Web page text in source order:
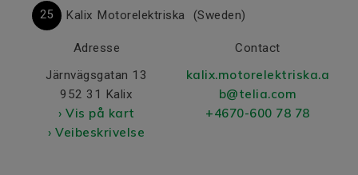
25 Kalix Motorelektriska (Sweden)
Adresse
Järnvägsgatan 13
952 31 Kalix
› Vis på kart
› Veibeskrivelse
Contact
kalix.motorelektriska.a
b@telia.com
+4670-600 78 78